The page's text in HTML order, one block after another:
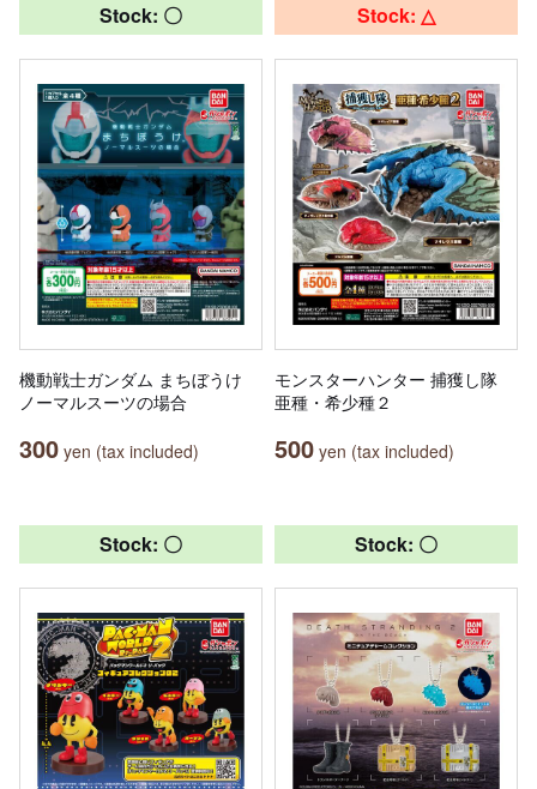
Stock: 〇
機動戦士ガンダム まちぼうけ
ノーマルスーツの場合
300 yen (tax included)
Stock: △
モンスターハンター 捕獲し隊
亜種・希少種２
500 yen (tax included)
Stock: 〇 Stock: 〇